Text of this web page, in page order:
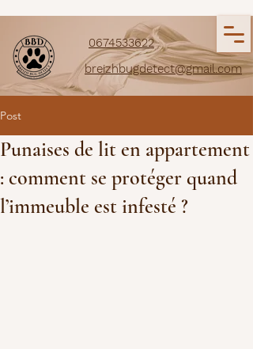
0674533622
breizhbugdetect@gmail.com
Post
Punaises de lit en appartement
: comment se protéger quand
l’immeuble est infesté ?